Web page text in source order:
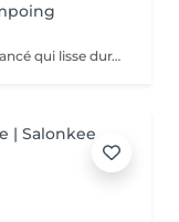
Le défrisage est un traitement capillaire avancé qui lisse durablement les cheveux, facilitant leur coiffage tout en éliminant les frisottis pour un résultat élégant et soigné. Le shampoing est inclus après la coupe, pour un nettoyage en profondeur et un soin optimal.